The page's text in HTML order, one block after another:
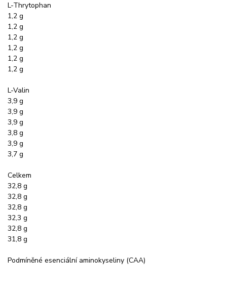
L-Thrytophan
1,2 g
1,2 g
1,2 g
1,2 g
1,2 g
1,2 g
L-Valin
3,9 g
3,9 g
3,9 g
3,8 g
3,9 g
3,7 g
Celkem
32,8 g
32,8 g
32,8 g
32,3 g
32,8 g
31,8 g
Podmíněné esenciální aminokyseliny (CAA)